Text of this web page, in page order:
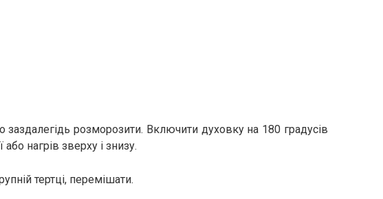
розморозити. Включити духовку на 180 градусів
нагрів зверху і знизу.
тертці, перемішати.